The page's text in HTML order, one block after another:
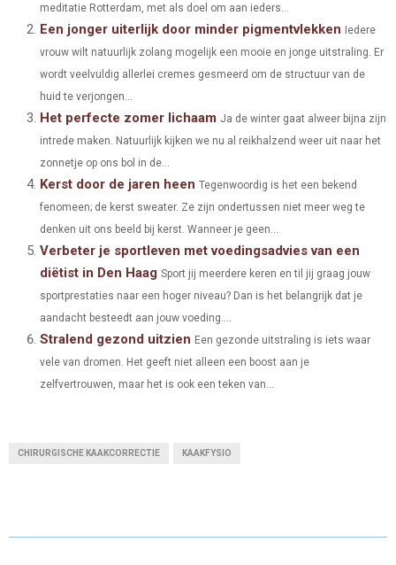
O
T
E
R
)
O
B
O
K
O
R
S
T
O
D
N
O
meditatie Rotterdam, met als doel om aan ieders...
Een jonger uiterlijk door minder pigmentvlekken Iedere
vrouw wilt natuurlijk zolang mogelijk een mooie en jonge uitstraling. Er
wordt veelvuldig allerlei cremes gesmeerd om de structuur van de
huid te verjongen...
Het perfecte zomer lichaam Ja de winter gaat alweer bijna zijn
intrede maken. Natuurlijk kijken we nu al reikhalzend weer uit naar het
zonnetje op ons bol in de...
Kerst door de jaren heen Tegenwoordig is het een bekend
fenomeen; de kerst sweater. Ze zijn ondertussen niet meer weg te
denken uit ons beeld bij kerst. Wanneer je geen...
Verbeter je sportleven met voedingsadvies van een
diëtist in Den Haag Sport jij meerdere keren en til jij graag jouw
sportprestaties naar een hoger niveau? Dan is het belangrijk dat je
aandacht besteedt aan jouw voeding....
Stralend gezond uitzien Een gezonde uitstraling is iets waar
vele van dromen. Het geeft niet alleen een boost aan je
zelfvertrouwen, maar het is ook een teken van...
CHIRURGISCHE KAAKCORRECTIE KAAKFYSIO